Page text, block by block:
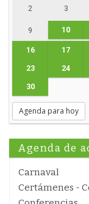
2 3
9 10
16 17
23 24
30
Agenda para hoy
Agenda de
Carnaval
Certámenes -